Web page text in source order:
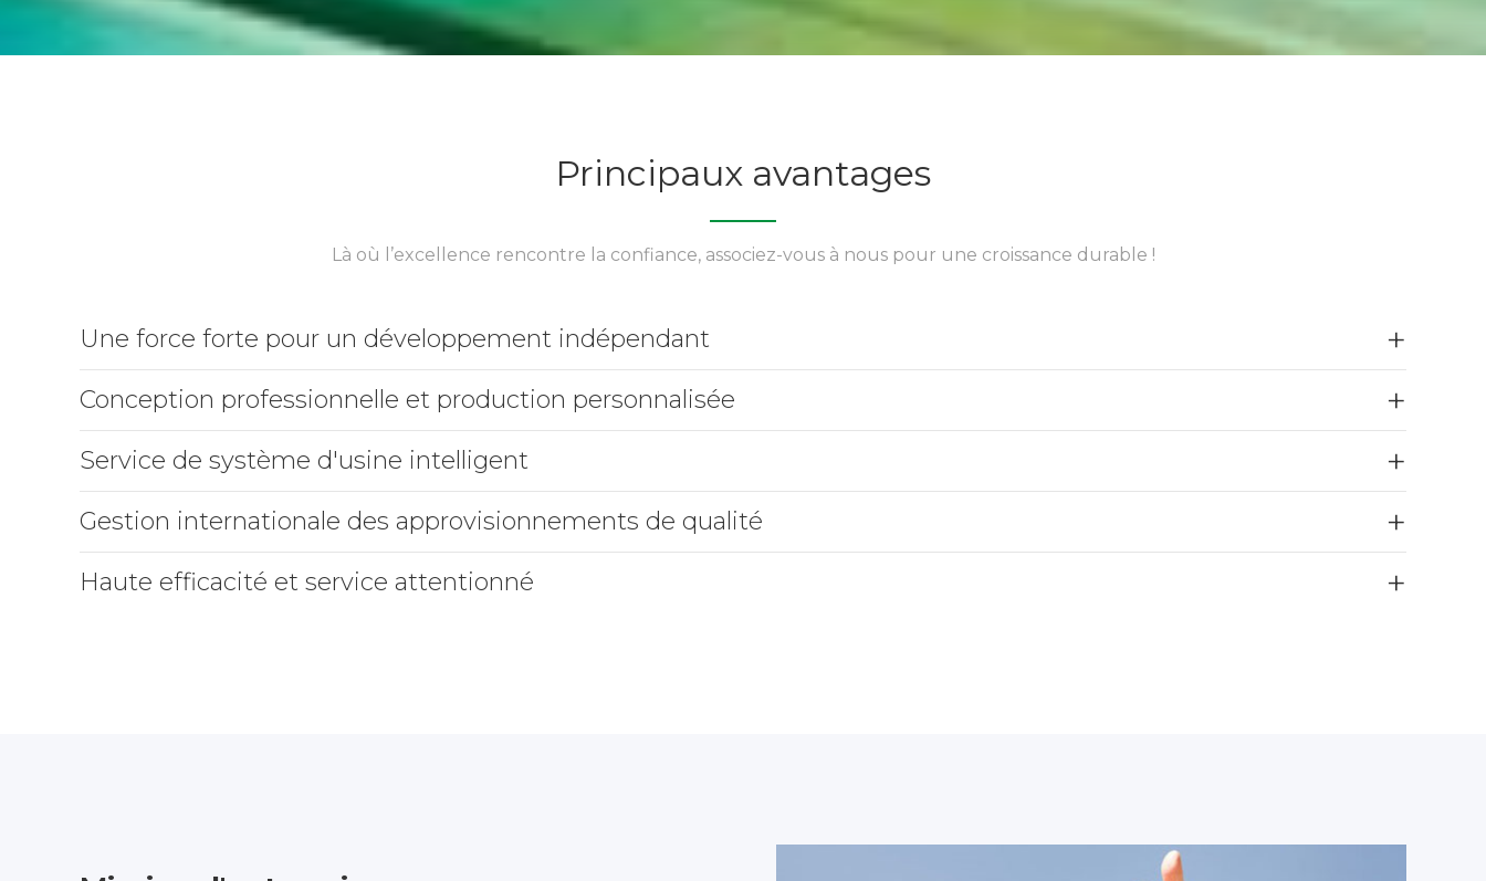
Principaux avantages
Là où l’excellence rencontre la confiance, associez-vous à nous pour une croissance durable !
Une force forte pour un développement indépendant
Conception professionnelle et production personnalisée
Service de système d'usine intelligent
Gestion internationale des approvisionnements de qualité
Haute efficacité et service attentionné